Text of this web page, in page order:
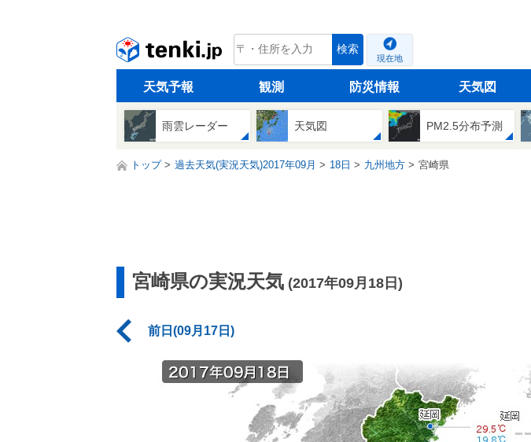
tenki.jp 検索
現在地
天気予報 観測 防災情報 天気図
雨雲レーダー 天気図 PM2.5分布予測
トップ 過去天気(実況天気)2017年09月 18日 九州地方 宮崎県
宮崎県の実況天気 (2017年09月18日)
前日(09月17日)